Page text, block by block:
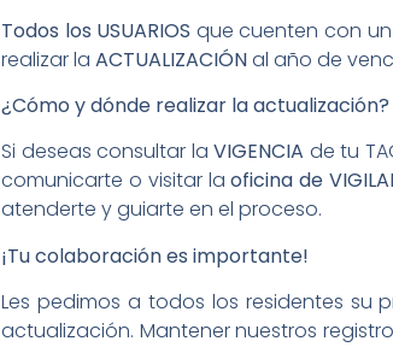
Todos los USUARIOS que cuenten con
realizar laACTUALIZACIÓNal año de
¿Cómo y dónde realizar la actualización?
Si deseas consultar laVIGENCIA de tu
comunicarte o visitar laoficina de
atenderte y guiarte en el proceso.
¡Tu colaboración es importante!
Les pedimos a todos los residentes
actualización. Mantener nuestros